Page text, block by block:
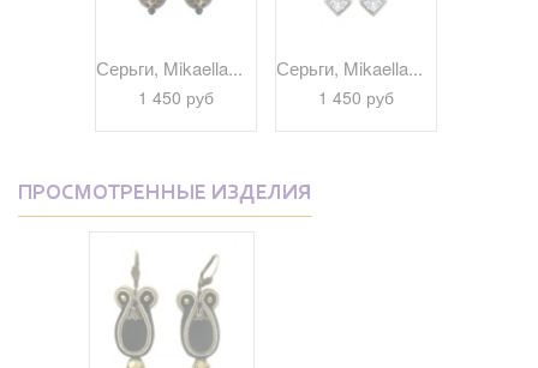
Серьги, Mikaella...
1 450 руб
Серьги, Mikaella...
1 450 руб
ПРОСМОТРЕННЫЕ ИЗДЕЛИЯ